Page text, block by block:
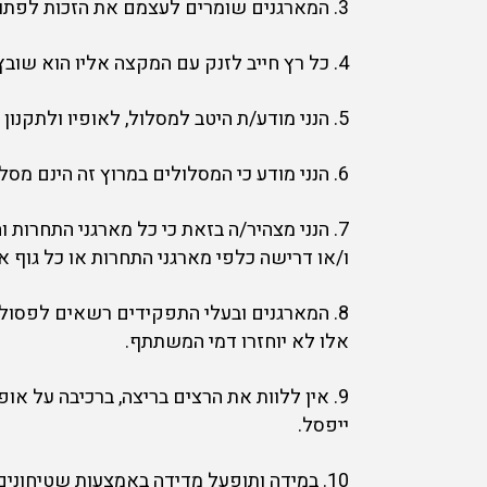
3. המארגנים שומרים לעצמם את הזכות לפתוח הרשמה ביום האירוע.
4. כל רץ חייב לזנק עם המקצה אליו הוא שובץ. רץ שירוץ במקצה שונה, עלול לא לקבל תוצאה.
5. הנני מודע/ת היטב למסלול, לאופיו ולתקנון האירוע.
6. הנני מודע כי המסלולים במרוץ זה הינם מסלולי שטח עם מפגעים מסוגים שונים כגון בורות, גדרות, עצים ועוד
7. הנני מצהיר/ה בזאת כי כל מארגני
ו/או דרישה כלפי מארגני התחרות או כל
8. המארגנים ובעלי התפקידים רשאים
אלו לא יוחזרו דמי המשתתף.
9. אין ללוות את הרצים בריצה, ברכיבה על
ייפסל.
10. במידה ותופעל מדידה באמצעות